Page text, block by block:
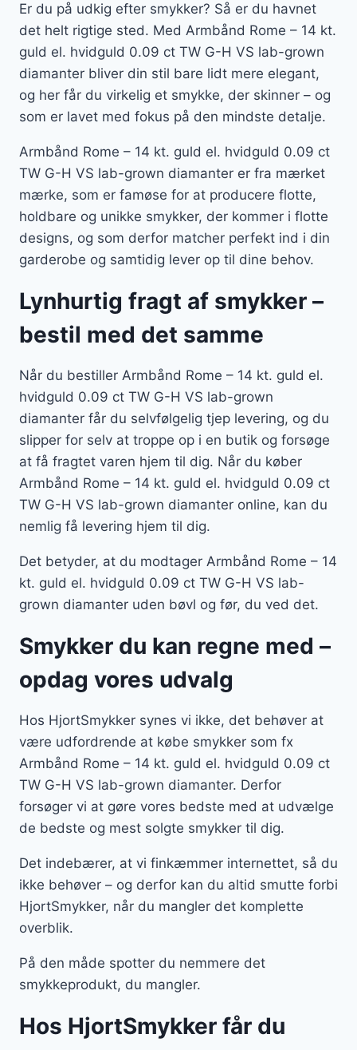
Er du på udkig efter smykker? Så er du havnet
det helt rigtige sted. Med Armbånd Rome – 14 kt.
guld el. hvidguld 0.09 ct TW G-H VS lab-grown
diamanter bliver din stil bare lidt mere elegant,
og her får du virkelig et smykke, der skinner – og
som er lavet med fokus på den mindste detalje.
Armbånd Rome – 14 kt. guld el. hvidguld 0.09 ct
TW G-H VS lab-grown diamanter er fra mærket
mærke, som er famøse for at producere flotte,
holdbare og unikke smykker, der kommer i flotte
designs, og som derfor matcher perfekt ind i din
garderobe og samtidig lever op til dine behov.
Lynhurtig fragt af smykker –
bestil med det samme
Når du bestiller Armbånd Rome – 14 kt. guld el.
hvidguld 0.09 ct TW G-H VS lab-grown
diamanter får du selvfølgelig tjep levering, og du
slipper for selv at troppe op i en butik og forsøge
at få fragtet varen hjem til dig. Når du køber
Armbånd Rome – 14 kt. guld el. hvidguld 0.09 ct
TW G-H VS lab-grown diamanter online, kan du
nemlig få levering hjem til dig.
Det betyder, at du modtager Armbånd Rome – 14
kt. guld el. hvidguld 0.09 ct TW G-H VS lab-
grown diamanter uden bøvl og før, du ved det.
Smykker du kan regne med –
opdag vores udvalg
Hos HjortSmykker synes vi ikke, det behøver at
være udfordrende at købe smykker som fx
Armbånd Rome – 14 kt. guld el. hvidguld 0.09 ct
TW G-H VS lab-grown diamanter. Derfor
forsøger vi at gøre vores bedste med at udvælge
de bedste og mest solgte smykker til dig.
Det indebærer, at vi finkæmmer internettet, så du
ikke behøver – og derfor kan du altid smutte forbi
HjortSmykker, når du mangler det komplette
overblik.
På den måde spotter du nemmere det
smykkeprodukt, du mangler.
Hos HjortSmykker får du